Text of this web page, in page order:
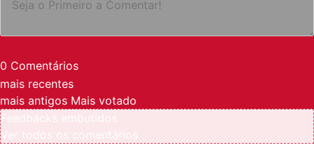
0 Comentários
mais recentes
mais antigos Mais votado